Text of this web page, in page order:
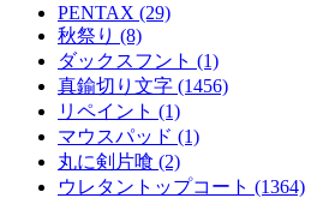
PENTAX (29)
秋祭り (8)
ダックスフント (1)
真鍮切り文字 (1456)
リペイント (1)
マウスパッド (1)
丸に剣片喰 (2)
ウレタントップコート (1364)